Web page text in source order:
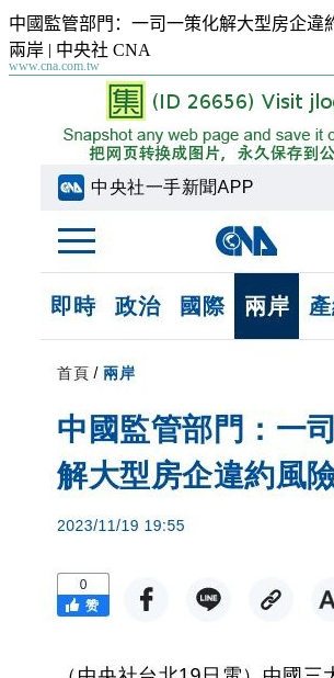
中國監管部門：一司一策化解大型房企違
兩岸 | 中央社 CNA
www.cna.com.tw